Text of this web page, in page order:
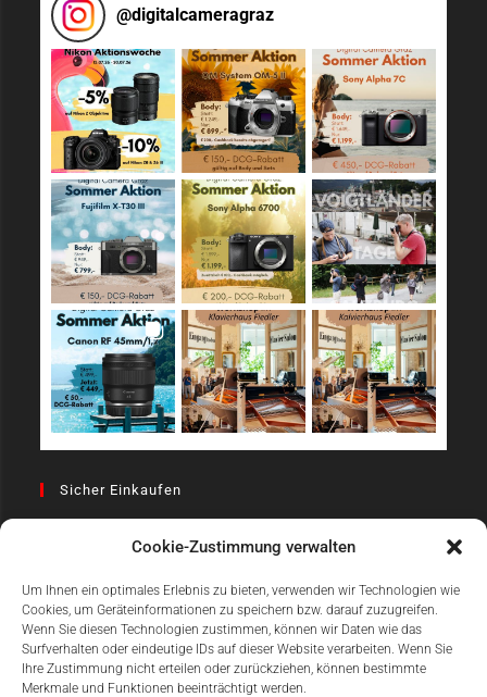
Cookie-Zustimmung verwalten
Um Ihnen ein optimales Erlebnis zu bieten, verwenden wir Technologien wie
Cookies, um Geräteinformationen zu speichern bzw. darauf zuzugreifen.
Wenn Sie diesen Technologien zustimmen, können wir Daten wie das
Surfverhalten oder eindeutige IDs auf dieser Website verarbeiten. Wenn Sie
Ihre Zustimmung nicht erteilen oder zurückziehen, können bestimmte
Merkmale und Funktionen beeinträchtigt werden.
@digitalcameragraz
Sicher Einkaufen
Einfach Online Bezahlen